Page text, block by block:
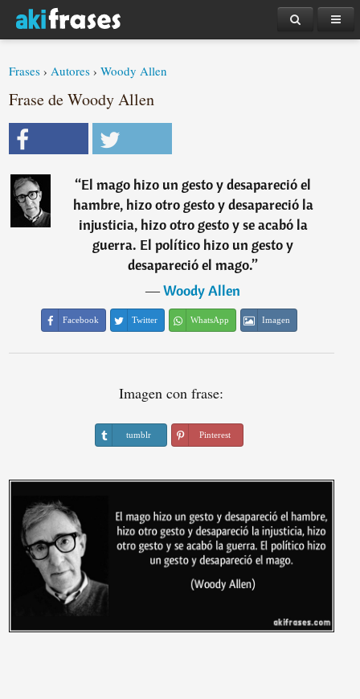
Frases ›Autores ›Woody Allen
Frase de Woody Allen
“El mago hizo un gesto y desapareció el
hambre, hizo otro gesto y desapareció la
injusticia, hizo otro gesto y se acabó la
guerra. El político hizo un gesto y
desapareció el mago.”
―Woody Allen
Facebook Twitter WhatsApp Imagen
Imagen con frase:
tumblr Pinterest